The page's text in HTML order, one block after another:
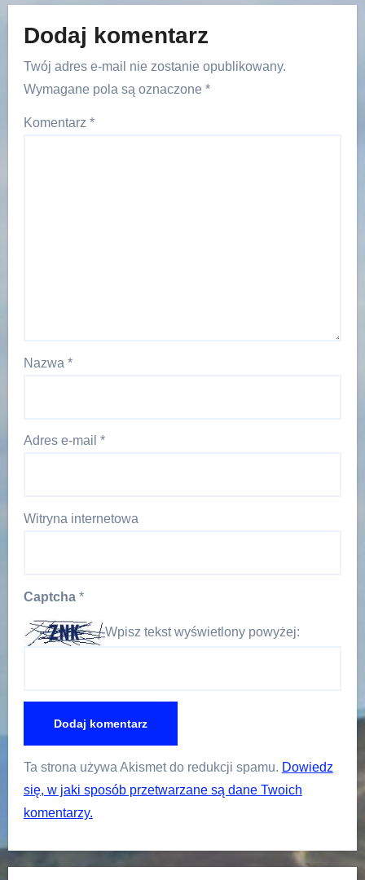
Dodaj komentarz
Twój adres e-mail nie zostanie opublikowany.
Wymagane pola są oznaczone *
Komentarz *
Nazwa *
Adres e-mail *
Witryna internetowa
Captcha *
Wpisz tekst wyświetlony powyżej:
Ta strona używa Akismet do redukcji spamu. Dowiedz
się, w jaki sposób przetwarzane są dane Twoich
komentarzy.